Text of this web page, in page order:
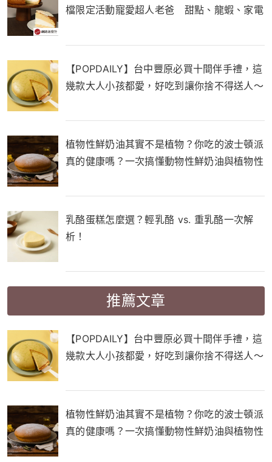
檔限定活動寵愛超人老爸 甜點、龍蝦、家電
【POPDAILY】台中豐原必買十間伴手禮，這
幾款大人小孩都愛，好吃到讓你捨不得送人～
植物性鮮奶油其實不是植物？你吃的波士頓派
真的健康嗎？一次搞懂動物性鮮奶油與植物性
乳酪蛋糕怎麼選？輕乳酪 vs. 重乳酪一次解
析！
推薦文章
【POPDAILY】台中豐原必買十間伴手禮，這
幾款大人小孩都愛，好吃到讓你捨不得送人～
植物性鮮奶油其實不是植物？你吃的波士頓派
真的健康嗎？一次搞懂動物性鮮奶油與植物性